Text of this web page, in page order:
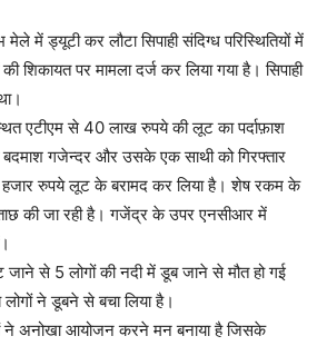
में ड्यूटी कर लौटा सिपाही संदिग्ध परिस्थितियों में
शिकायत पर मामला दर्ज कर लिया गया है। सिपाही
एटीएम से 40 लाख रुपये की लूट का पर्दाफ़ाश
गजेन्दर और उसके एक साथी को गिरफ्तार
रुपये लूट के बरामद कर लिया है। शेष रकम के
की जा रही है। गजेंद्र के उपर एनसीआर में
से 5 लोगों की नदी में डूब जाने से मौत हो गई
ने डूबने से बचा लिया है।
ने अनोखा आयोजन करने मन बनाया है जिसके